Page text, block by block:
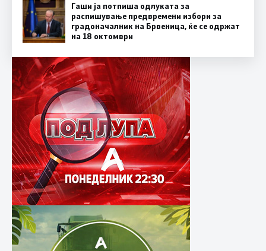
Гаши ја потпиша одлуката за
распишување предвремени избори за
градоначалник на Брвеница, ќе се одржат
на 18 октомври